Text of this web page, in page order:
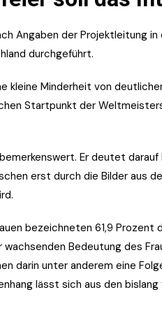
Angaben der Projektleitung
durchgeführt.
kleine Minderheit von
Startpunkt der
Er deutet
erst durch die Bilder aus
bezeichneten 61,9 Prozent
wachsenden Bedeutung des
darin unter anderem eine
lässt sich aus den